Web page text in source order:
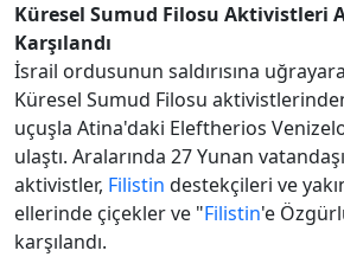
Küresel Sumud Filosu Aktivistleri
Karşılandı
İsrail ordusunun saldırısına
Küresel Sumud Filosu
uçuşla Atina'daki Eleftherios
ulaştı. Aralarında 27 Yunan
aktivistler, Filistin destekçileri ve
ellerinde çiçekler ve "Filistin'e
karşılandı.